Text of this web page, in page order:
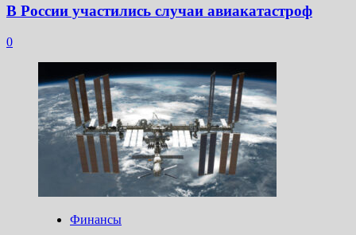
В России участились случаи авиакатастроф
0
Финансы